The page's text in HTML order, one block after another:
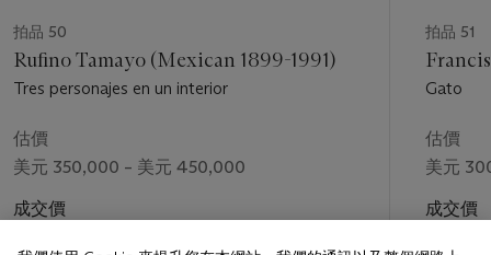
拍品 50
Rufino Tamayo (Mexican 1899-1991)
Tres personajes en un interior
估價
美元 350,000 – 美元 450,000
成交價
拍品 51
Gato
估價
美元
成交價